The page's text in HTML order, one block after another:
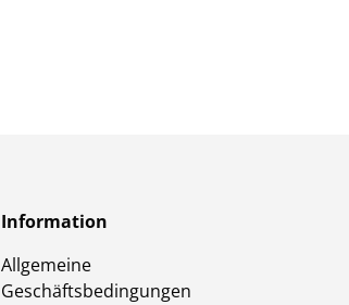
Information
Allgemeine
Geschäftsbedingungen